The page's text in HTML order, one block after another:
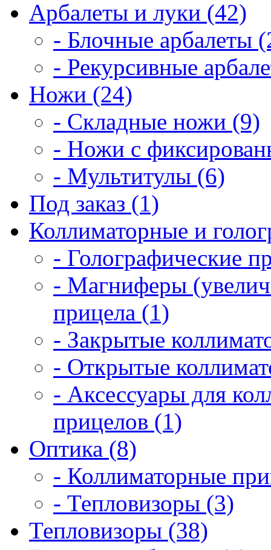
Арбалеты и луки (42)
- Блочные арбалеты
- Рекурсивные
Ножи (24)
- Складные ножи (9)
- Ножи с
- Мультитулы (6)
Под заказ (1)
Коллиматорные и
- Голографические
- Магниферы
прицела (1)
- Закрытые
- Открытые
- Аксессуары для
прицелов (1)
Оптика (8)
- Коллиматорные
- Тепловизоры (3)
Тепловизоры (38)